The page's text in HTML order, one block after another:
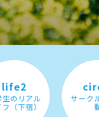
life2
生のリアル
（下宿）
サーク